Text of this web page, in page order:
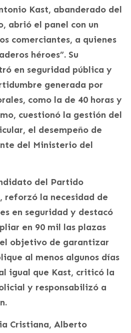
Kast, abanderado del
abrió el panel con un
comerciantes, a quienes
héroes”. Su
en seguridad pública y
generada por
como la de 40 horas y
cuestionó la gestión del
el desempeño de
del Ministerio del
del Partido
reforzó la necesidad de
en seguridad y destacó
en 90 mil las plazas
objetivo de garantizar
al menos algunos días
igual que Kast, criticó la
y responsabilizó a
Cristiana, Alberto